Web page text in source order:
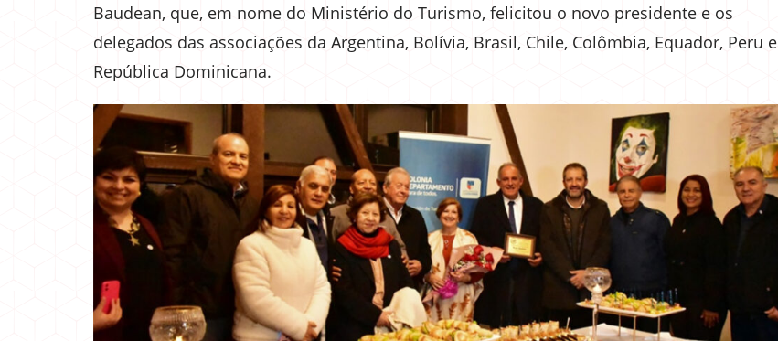
Baudean, que, em nome do Ministério do Turismo, felicitou o novo presidente e os
delegados das associações da Argentina, Bolívia, Brasil, Chile, Colômbia, Equador, Peru e
República Dominicana.